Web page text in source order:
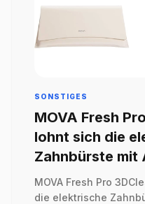
SONSTIGES
MOVA Fresh
lohnt sich die
Zahnbürste mit
MOVA Fresh Pro
die elektrische